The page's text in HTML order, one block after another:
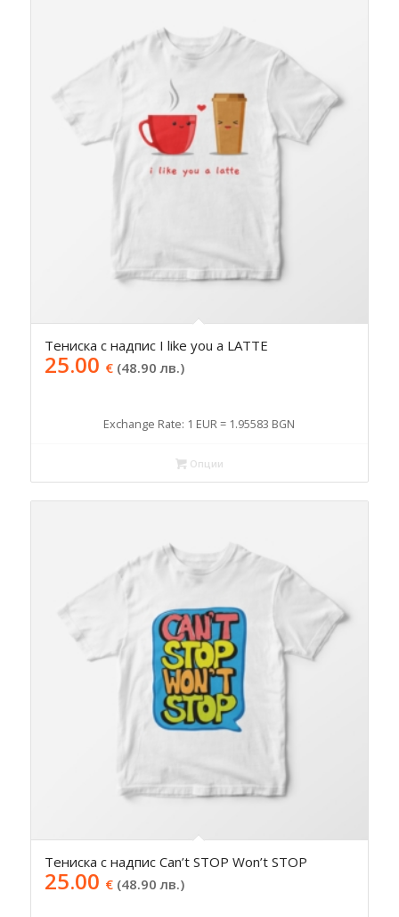
Тениска с надпис I like you a LATTE
25.00 €(48.90 лв.)
Exchange Rate: 1 EUR = 1.95583 BGN
Опции
Тениска с надпис Can’t STOP Won’t STOP
25.00 €(48.90 лв.)